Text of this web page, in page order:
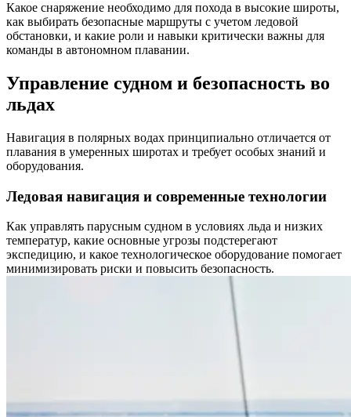
Какое снаряжение необходимо для похода в высокие широты,
как выбирать безопасные маршруты с учетом ледовой
обстановки, и какие роли и навыки критически важны для
команды в автономном плавании.
Управление судном и безопасность во
льдах
Навигация в полярных водах принципиально отличается от
плавания в умеренных широтах и требует особых знаний и
оборудования.
Ледовая навигация и современные технологии
Как управлять парусным судном в условиях льда и низких
температур, какие основные угрозы подстерегают
экспедицию, и какое технологическое оборудование помогает
минимизировать риски и повысить безопасность.